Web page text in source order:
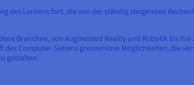
des Lernens fort, die von der ständig steigenden
Branchen, von Augmented Reality und Robotik bis
Computer-Sehens grenzenlose Möglichkeiten, die
gestalten.